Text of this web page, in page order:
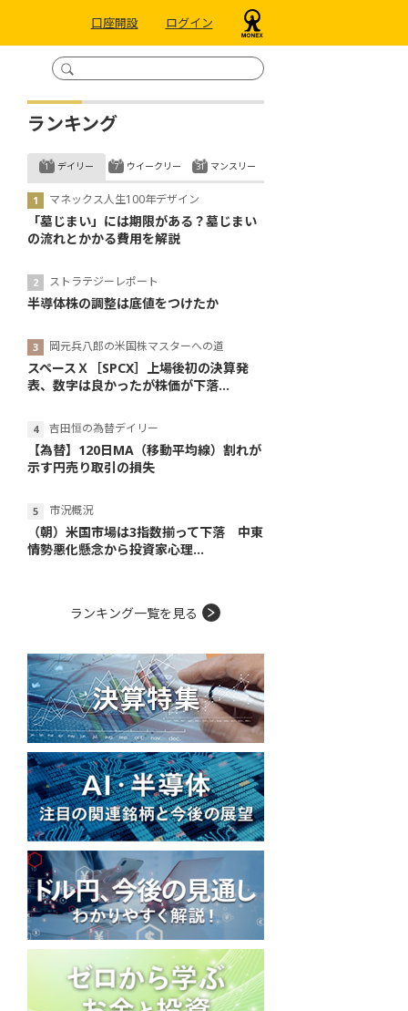
口座開設 ログイン
ランキング
デイリー
マネックス人生100年デザイン
「墓じまい」には期限がある？墓じまい
の流れとかかる費用を解説
ストラテジーレポート
半導体株の調整は底値をつけたか
岡元兵八郎の米国株マスターへの道
スペースＸ［SPCX］上場後初の決算発
表、数字は良かったが株価が下落...
吉田恒の為替デイリー
【為替】120日MA（移動平均線）割れが
示す円売り取引の損失
市況概況
（朝）米国市場は3指数揃って下落 中東
情勢悪化懸念から投資家心理...
ウイークリー マンスリー
ランキング一覧を見る